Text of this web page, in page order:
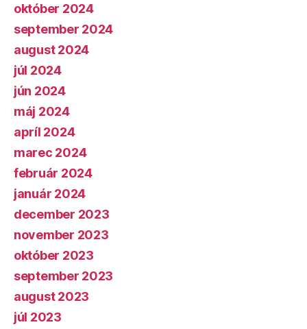
október 2024
september 2024
august 2024
júl 2024
jún 2024
máj 2024
apríl 2024
marec 2024
február 2024
január 2024
december 2023
november 2023
október 2023
september 2023
august 2023
júl 2023